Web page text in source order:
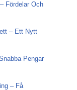
Fördelar Och
– Ett Nytt
Pengar
– Få